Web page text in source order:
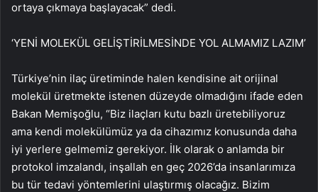
ortaya çıkmaya başlayacak” dedi.
‘YENİ MOLEKÜL GELİŞTİRİLMESİNDE YOL ALMAMIZ LAZIM’
Türkiye’nin ilaç üretiminde halen kendisine ait orijinal
molekül üretmekte istenen düzeyde olmadığını ifade eden
Bakan Memişoğlu, “Biz ilaçları kutu bazlı üretebiliyoruz
ama kendi molekülümüz ya da cihazımız konusunda daha
iyi yerlere gelmemiz gerekiyor. İlk olarak o anlamda bir
protokol imzalandı, inşallah en geç 2026’da insanlarımıza
bu tür tedavi yöntemlerini ulaştırmış olacağız. Bizim